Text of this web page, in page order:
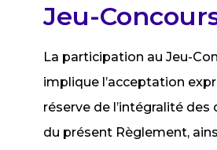
Jeu-
La participation au Jeu-
implique l’acceptation
réserve de l’intégralité
du présent Règlement,